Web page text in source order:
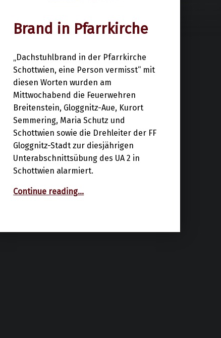
Brand in Pfarrkirche
„Dachstuhlbrand in der Pfarrkirche
Schottwien, eine Person vermisst“ mit
diesen Worten wurden am
Mittwochabend die Feuerwehren
Breitenstein, Gloggnitz-Aue, Kurort
Semmering, Maria Schutz und
Schottwien sowie die Drehleiter der FF
Gloggnitz-Stadt zur diesjährigen
Unterabschnittsübung des UA 2 in
Schottwien alarmiert.
Continue reading…
9. Mai 2024